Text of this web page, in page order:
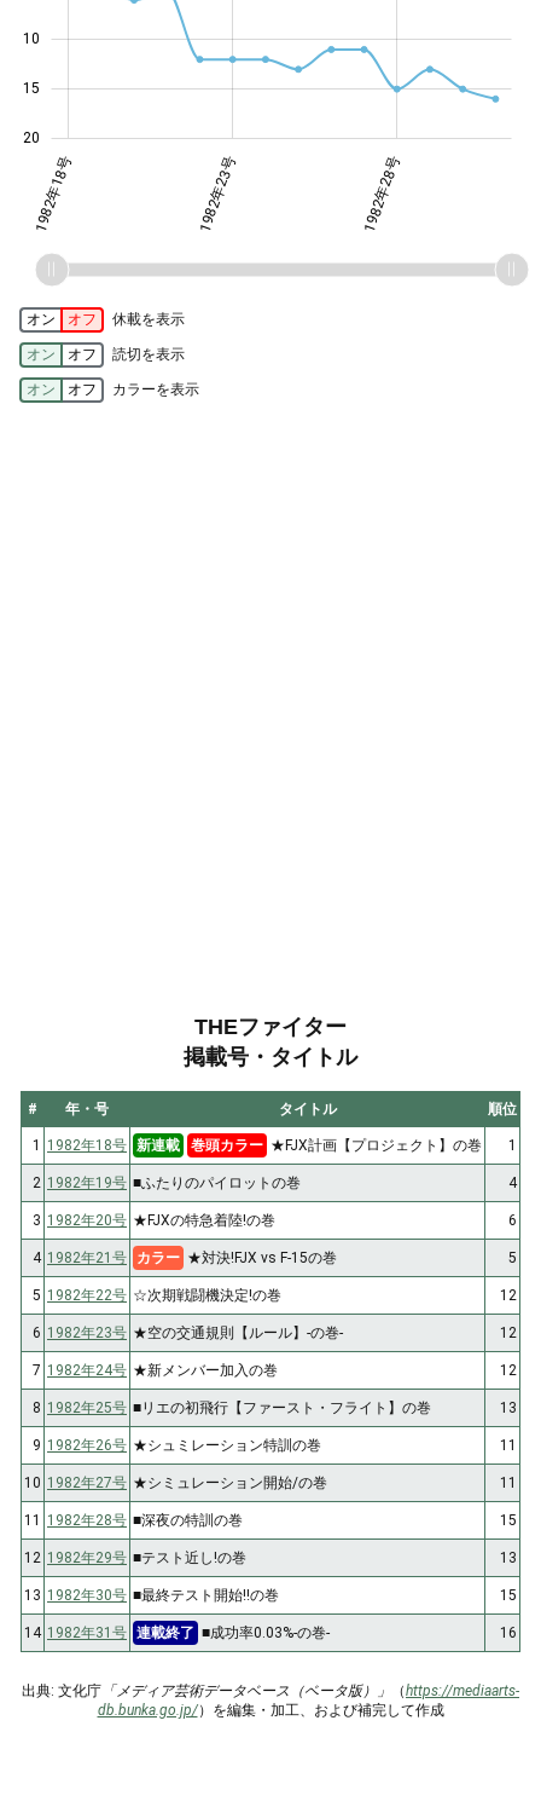
14
10
20
15
1982年18号
22号
26号
30号
1982年23号 1982年28号
オン オフ 休載を表示
オン オフ 読切を表示
オン オフ カラーを表示
THEファイター
掲載号・タイトル
# 年・号 タイトル 順位
1 1982年18号 新連載 巻頭カラー ★FJX計画【プロジェクト】の巻 1
2 1982年19号 ■ふたりのパイロットの巻 4
3 1982年20号 ★FJXの特急着陸!の巻 6
4 1982年21号 カラー ★対決!FJX vs F-15の巻 5
5 1982年22号 ☆次期戦闘機決定!の巻 12
6 1982年23号 ★空の交通規則【ルール】-の巻- 12
7 1982年24号 ★新メンバー加入の巻 12
8 1982年25号 ■リエの初飛行【ファースト・フライト】の巻 13
9 1982年26号 ★シュミレーション特訓の巻 11
10 1982年27号 ★シミュレーション開始/の巻 11
11 1982年28号 ■深夜の特訓の巻 15
12 1982年29号 ■テスト近し!の巻 13
13 1982年30号 ■最終テスト開始!!の巻 15
14 1982年31号 連載終了 ■成功率0.03%-の巻- 16
出典: 文化庁 「メディア芸術データベース（ベータ版）」 （https://mediaarts-
db.bunka.go.jp/）を編集・加工、および補完して作成